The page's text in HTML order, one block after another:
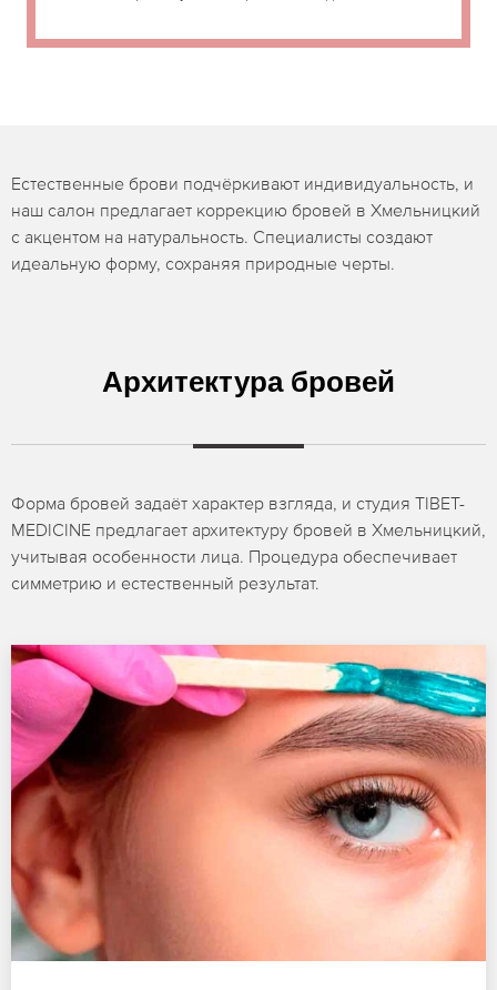
Естественные брови подчёркивают индивидуальность, и
наш салон предлагает коррекцию бровей в Хмельницкий
с акцентом на натуральность. Специалисты создают
идеальную форму, сохраняя природные черты.
Архитектура бровей
Форма бровей задаёт характер взгляда, и студия TIBET-
MEDICINE предлагает архитектуру бровей в Хмельницкий,
учитывая особенности лица. Процедура обеспечивает
симметрию и естественный результат.